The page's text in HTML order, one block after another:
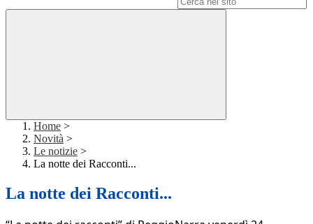
Home >
Novità >
Le notizie >
La notte dei Racconti...
La notte dei Racconti...